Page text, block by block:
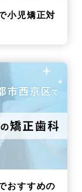
小児矯正対
おすすめの